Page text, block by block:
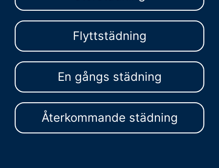
Flyttstädning
En gångs städning
Återkommande städning